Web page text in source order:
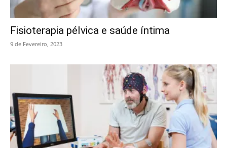
Fisioterapia pélvica e saúde íntima
9 de Fevereiro, 2023